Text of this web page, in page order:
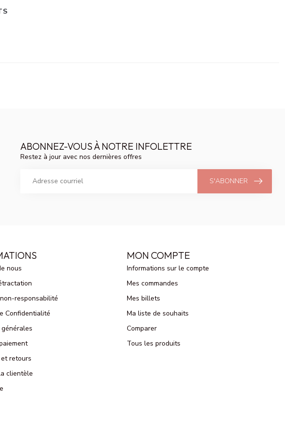
ABONNEZ-VOUS À NOTRE INFOLETTRE
Restez à jour avec nos dernières offres
S'ABONNER
nous
responsabilité
Confidentialité
retours
clientèle
MON COMPTE
Informations sur le compte
Mes commandes
Mes billets
Ma liste de souhaits
Comparer
Tous les produits